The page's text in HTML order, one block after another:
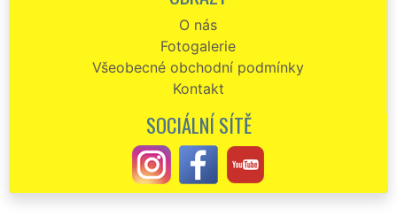
ODKAZY
O nás
Fotogalerie
Všeobecné obchodní podmínky
Kontakt
SOCIÁLNÍ SÍTĚ